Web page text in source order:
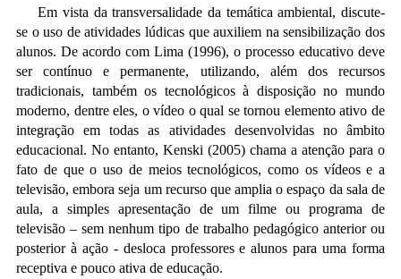
Em vista da transversalidade da temática ambiental, discute-
se o uso de atividades lúdicas que auxiliem na sensibilização dos
alunos. De acordo com Lima (1996), o processo educativo deve
ser contínuo e permanente, utilizando, além dos recursos
tradicionais, também os tecnológicos à disposição no mundo
moderno, dentre eles, o vídeo o qual se tornou elemento ativo de
integração em todas as atividades desenvolvidas no âmbito
educacional. No entanto, Kenski (2005) chama a atenção para o
fato de que o uso de meios tecnológicos, como os vídeos e a
televisão, embora seja um recurso que amplia o espaço da sala de
aula, a simples apresentação de um filme ou programa de
televisão – sem nenhum tipo de trabalho pedagógico anterior ou
posterior à ação - desloca professores e alunos para uma forma
receptiva e pouco ativa de educação.